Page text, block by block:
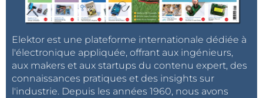
Elektor est une plateforme internationale dédiée à
l'électronique appliquée, offrant aux ingénieurs,
aux makers et aux startups du contenu expert, des
connaissances pratiques et des insights sur
l'industrie. Depuis les années 1960, nous avons